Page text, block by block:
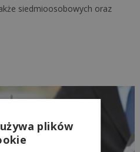
siedmioosobowych oraz
plików